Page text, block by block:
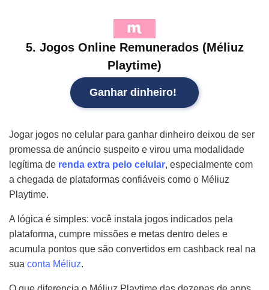
5. Jogos Online Remunerados (Méliuz
Playtime)
Ganhar dinheiro!
Jogar jogos no celular para ganhar dinheiro deixou de ser
promessa de anúncio suspeito e virou uma modalidade
legítima de renda extra pelo celular, especialmente com
a chegada de plataformas confiáveis como o Méliuz
Playtime.
A lógica é simples: você instala jogos indicados pela
plataforma, cumpre missões e metas dentro deles e
acumula pontos que são convertidos em cashback real na
sua conta Méliuz.